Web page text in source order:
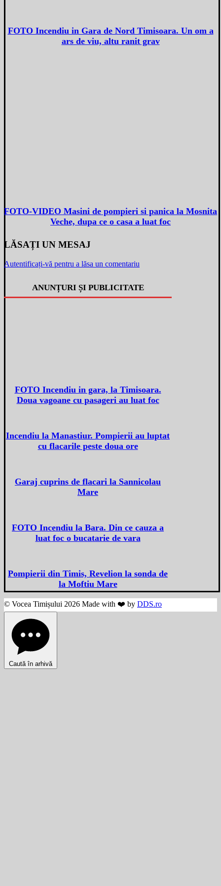
FOTO Incendiu in Gara de Nord Timisoara. Un om a
ars de viu, altu ranit grav
FOTO-VIDEO Masini de pompieri si panica la Mosnita
Veche, dupa ce o casa a luat foc
LĂSAȚI UN MESAJ
Autentificați-vă pentru a lăsa un comentariu
ANUNȚURI ȘI PUBLICITATE
FOTO Incendiu in gara, la Timisoara.
Doua vagoane cu pasageri au luat foc
Incendiu la Manastiur. Pompierii au luptat
cu flacarile peste doua ore
Garaj cuprins de flacari la Sannicolau
Mare
FOTO Incendiu la Bara. Din ce cauza a
luat foc o bucatarie de vara
Pompierii din Timis, Revelion la sonda de
la Moftiu Mare
© Vocea Timișului 2026 Made with ❤️ by DDS.ro
Caută în arhivă